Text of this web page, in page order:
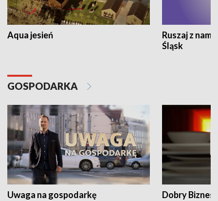
Aqua jesień
Ruszaj z
Śląsk
GOSPODARKA
Uwaga na gospodarkę Dobry Biznes